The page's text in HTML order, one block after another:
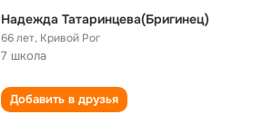
Надежда Татаринцева(Бригинец)
66 лет, Кривой Рог
7 школа
Добавить в друзья